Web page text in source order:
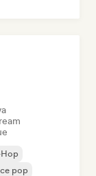
pop